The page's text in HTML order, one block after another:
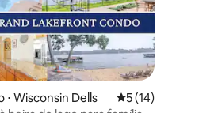
Wisconsin Dells 5 de uma
5 (14)